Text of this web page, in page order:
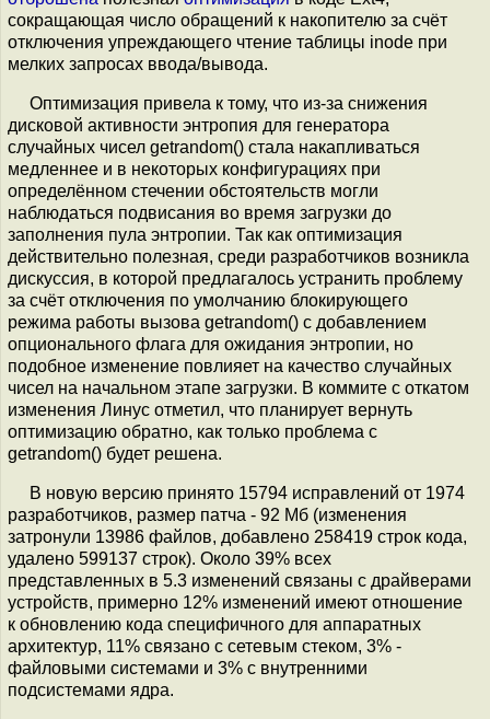
сокращающая число обращений к накопителю за счёт
отключения упреждающего чтение таблицы inode при
мелких запросах ввода/вывода.
Оптимизация привела к тому, что из-за снижения
дисковой активности энтропия для генератора
случайных чисел getrandom() стала накапливаться
медленнее и в некоторых конфигурациях при
определённом стечении обстоятельств могли
наблюдаться подвисания во время загрузки до
заполнения пула энтропии. Так как оптимизация
действительно полезная, среди разработчиков возникла
дискуссия, в которой предлагалось устранить проблему
за счёт отключения по умолчанию блокирующего
режима работы вызова getrandom() с добавлением
опционального флага для ожидания энтропии, но
подобное изменение повлияет на качество случайных
чисел на начальном этапе загрузки. В коммите с откатом
изменения Линус отметил, что планирует вернуть
оптимизацию обратно, как только проблема с
getrandom() будет решена.
В новую версию принято 15794 исправлений от 1974
разработчиков, размер патча - 92 Мб (изменения
затронули 13986 файлов, добавлено 258419 строк кода,
удалено 599137 строк). Около 39% всех
представленных в 5.3 изменений связаны с драйверами
устройств, примерно 12% изменений имеют отношение
к обновлению кода специфичного для аппаратных
архитектур, 11% связано с сетевым стеком, 3% -
файловыми системами и 3% c внутренними
подсистемами ядра.